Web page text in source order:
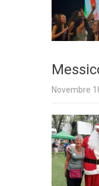
Novembre